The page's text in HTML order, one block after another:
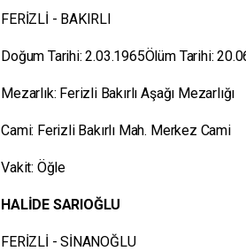
FERİZLİ - BAKIRLI
Doğum Tarihi: 2.03.1965Ölüm Tarihi:
Mezarlık: Ferizli Bakırlı Aşağı Mezarlığı
Cami: Ferizli Bakırlı Mah. Merkez Cami
Vakit: Öğle
HALİDE SARIOĞLU
FERİZLİ - SİNANOĞLU